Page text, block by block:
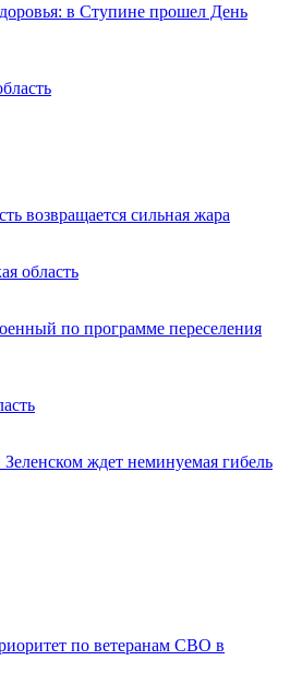
в Ступине прошел День
возвращается сильная жара
область
по программе переселения
ждет неминуемая гибель
по ветеранам СВО в